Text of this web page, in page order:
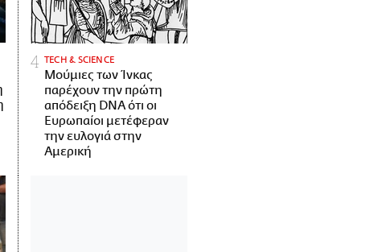
ΤECH & SCIENCE
Μούμιες των Ίνκας
παρέχουν την πρώτη
απόδειξη DNA ότι οι
Ευρωπαίοι μετέφεραν
την ευλογιά στην
Αμερική